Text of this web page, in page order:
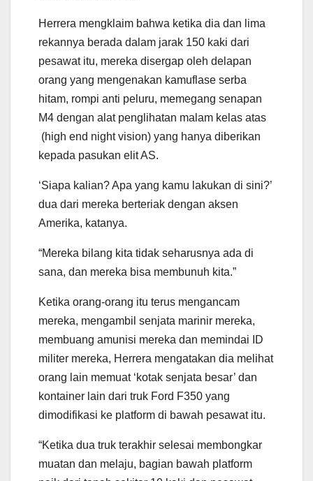
Herrera mengklaim bahwa ketika dia dan lima
rekannya berada dalam jarak 150 kaki dari
pesawat itu, mereka disergap oleh delapan
orang yang mengenakan kamuflase serba
hitam, rompi anti peluru, memegang senapan
M4 dengan alat penglihatan malam kelas atas
(high end night vision) yang hanya diberikan
kepada pasukan elit AS.
‘Siapa kalian? Apa yang kamu lakukan di sini?’
dua dari mereka berteriak dengan aksen
Amerika, katanya.
“Mereka bilang kita tidak seharusnya ada di
sana, dan mereka bisa membunuh kita.”
Ketika orang-orang itu terus mengancam
mereka, mengambil senjata marinir mereka,
membuang amunisi mereka dan memindai ID
militer mereka, Herrera mengatakan dia melihat
orang lain memuat ‘kotak senjata besar’ dan
kontainer lain dari truk Ford F350 yang
dimodifikasi ke platform di bawah pesawat itu.
“Ketika dua truk terakhir selesai membongkar
muatan dan melaju, bagian bawah platform